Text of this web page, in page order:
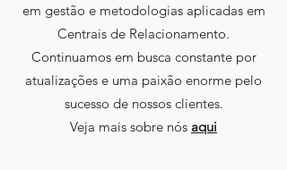
em gestão e metodologias aplicadas em
Centrais de Relacionamento.
Continuamos em busca constante por
atualizações e uma paixão enorme pelo
sucesso de nossos clientes.
Veja mais sobre nós aqui